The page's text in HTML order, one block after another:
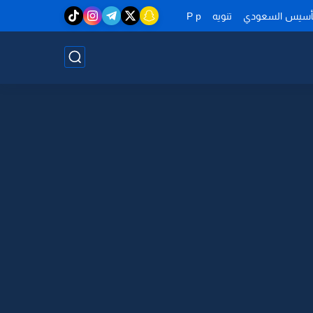
السعودي تنويه P p